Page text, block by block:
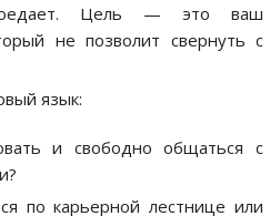
Цель — это ваш
не позволит свернуть с
язык:
и свободно общаться с
по карьерной лестнице или